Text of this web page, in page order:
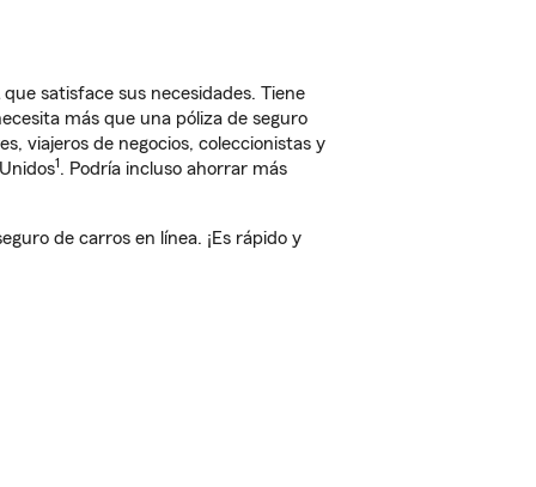
satisface sus necesidades. Tiene
más que una póliza de seguro
viajeros de negocios, coleccionistas y
1. Podría incluso ahorrar más
de carros en línea. ¡Es rápido y